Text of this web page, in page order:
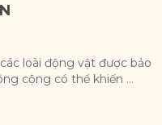
loài động vật được bảo
cộng có thể khiến ...